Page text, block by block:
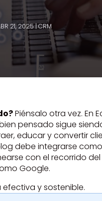
21, 2025|CRM
Piénsalo otra vez. En
pensado sigue
educar y convertir
debe integrarse
con el recorrido
Google.
y sostenible.